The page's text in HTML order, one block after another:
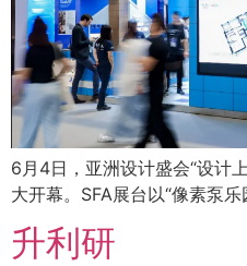
6月4日，亚洲设计盛会“设计
大开幕。SFA展台以“像素泵乐
升利研